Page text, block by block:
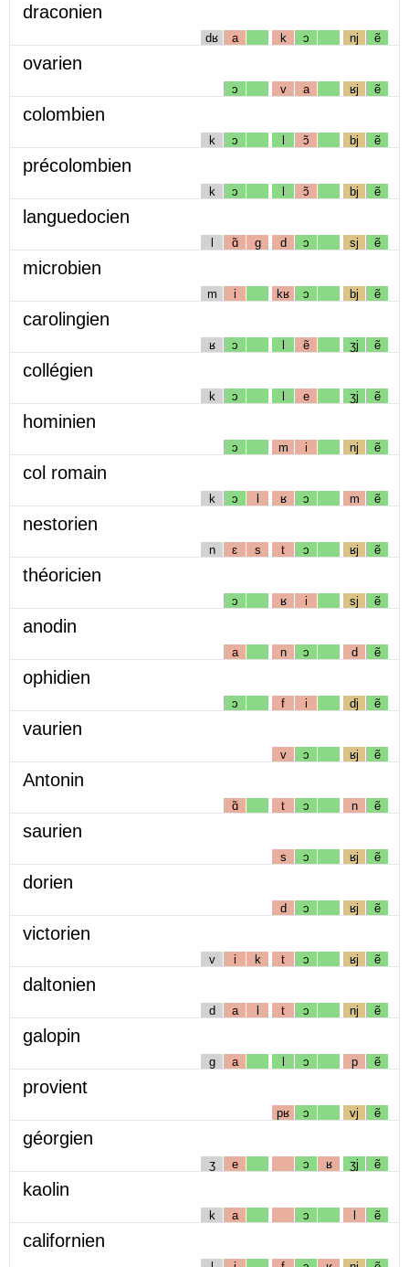
draconien
dʁ a k ɔ nj ẽ
ovarien
ɔ v a ʁj ẽ
colombien
k ɔ l ɔ̃ bj ẽ
précolombien
k ɔ l ɔ̃ bj ẽ
languedocien
l ɑ̃ g d ɔ sj ẽ
microbien
m i kʁ ɔ bj ẽ
carolingien
ʁ ɔ l ẽ ʒj ẽ
collégien
k ɔ l e ʒj ẽ
hominien
ɔ m i nj ẽ
col romain
k ɔ l ʁ ɔ m ẽ
nestorien
n ɛ s t ɔ ʁj ẽ
théoricien
ɔ ʁ i sj ẽ
anodin
a n ɔ d ẽ
ophidien
ɔ f i dj ẽ
vaurien
v ɔ ʁj ẽ
Antonin
ɑ̃ t ɔ n ẽ
saurien
s ɔ ʁj ẽ
dorien
d ɔ ʁj ẽ
victorien
v i k t ɔ ʁj ẽ
daltonien
d a l t ɔ nj ẽ
galopin
g a l ɔ p ẽ
provient
pʁ ɔ vj ẽ
géorgien
ʒ e ɔ ʁ ʒj ẽ
kaolin
k a ɔ l ẽ
californien